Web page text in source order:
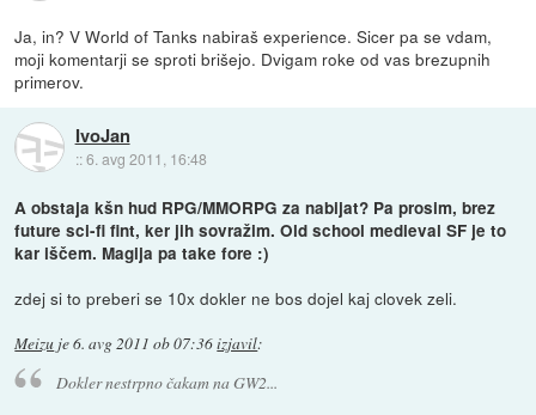
Ja, in? V World of Tanks nabiraš experience. Sicer pa se vdam,
moji komentarji se sproti brišejo. Dvigam roke od vas brezupnih
primerov.
IvoJan
::6. avg 2011, 16:48
A obstaja kšn hud RPG/MMORPG za nabijat? Pa prosim, brez
future sci-fi fint, ker jih sovražim. Old school medieval SF je to
kar iščem. Magija pa take fore :)
zdej si to preberi se 10x dokler ne bos dojel kaj clovek zeli.
Meizu je6. avg 2011 ob 07:36izjavil:
Dokler nestrpno čakam na GW2...